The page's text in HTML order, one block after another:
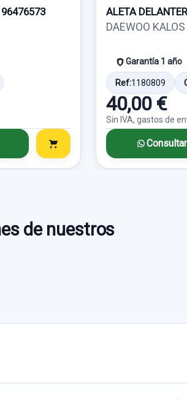
96476573 ALETA
DAEWOO
Garantía 1 año
Ref:1180809
40,00 €
Sin IVA, gastos de
de nuestros